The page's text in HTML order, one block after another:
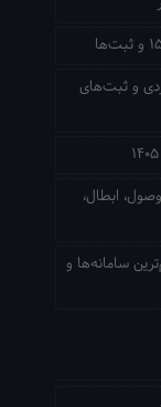
و ثبت‌های
ابطال،
سامانه‌ها و